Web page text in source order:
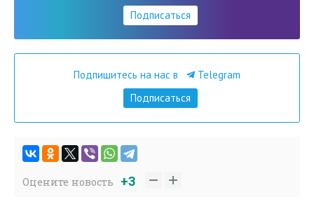
Подписаться
Подпишитесь на нас в
Telegram
Подписаться
Оцените новость +3